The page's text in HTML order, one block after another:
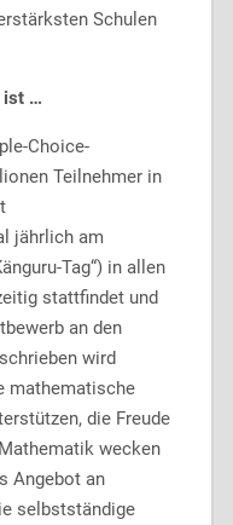
Schulen
ist …
Choice-
Teilnehmer in
jährlich am
Tag“) in allen
stattfindet und
an den
wird
mathematische
die Freude
wecken
Angebot an
selbstständige